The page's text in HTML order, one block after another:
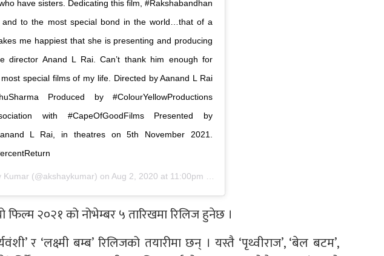
have sisters. Dedicating this film, #Rakshabandhan
and to the most special bond in the world…that of a
me happiest that she is presenting and producing
director Anand L Rai. Can’t thank him enough for
special films of my life. ‪Directed by Aanand L Rai‬
Produced by #ColourYellowProductions
with #CapeOfGoodFilms Presented by
L Rai, in theatres on 5th November 2021.‬
Kumar (@akshaykumar) on Aug 2, 2020 at 11:00pm PDT
२०२१ को नोभेम्बर ५ तारिखमा रिलिज हुनेछ ।
र ‘लक्ष्मी बम्ब’ रिलिजको तयारीमा छन् । यस्तै ‘पृथ्वीराज’, ‘बेल बटम’,